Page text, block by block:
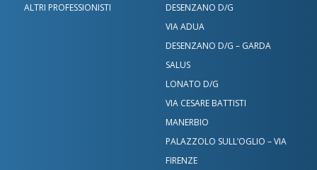
ALTRI PROFESSIONISTI
DESENZANO D/G
VIA ADUA
DESENZANO D/G – GARDA
SALUS
LONATO D/G
VIA CESARE BATTISTI
MANERBIO
PALAZZOLO SULL’OGLIO – VIA
FIRENZE